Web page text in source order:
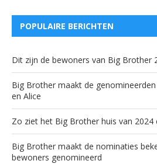
POPULAIRE BERICHTEN
Dit zijn de bewoners van Big Brother
Big Brother maakt de
en Alice
Zo ziet het Big Brother huis van 2024
Big Brother maakt de nominaties
bewoners genomineerd